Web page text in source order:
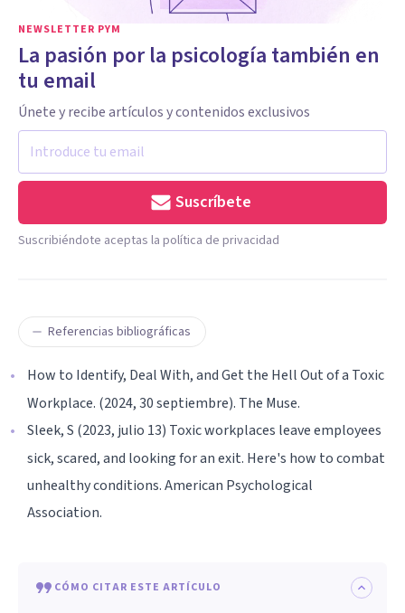
NEWSLETTER PYM
La pasión por la psicología también en
tu email
Únete y recibe artículos y contenidos exclusivos
Suscríbete
Suscribiéndote aceptas la política de privacidad
Referencias bibliográficas
How to Identify, Deal With, and Get the Hell Out of a Toxic
Workplace. (2024, 30 septiembre). The Muse.
Sleek, S (2023, julio 13) Toxic workplaces leave employees
sick, scared, and looking for an exit. Here's how to combat
unhealthy conditions. American Psychological
Association.
CÓMO CITAR ESTE ARTÍCULO